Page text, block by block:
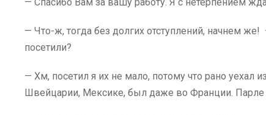
— Что-ж, тогда без долгих отступлений, начнем
посетили?
— Хм, посетил я их не мало, потому что рано уехал
Швейцарии, Мексике, был даже во Франции. Парле